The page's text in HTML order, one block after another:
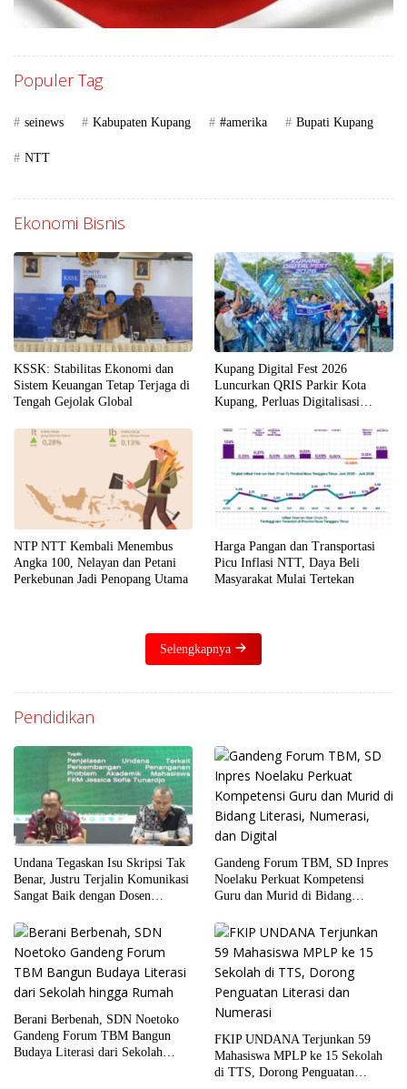
Populer Tag
seinews Kabupaten Kupang #amerika Bupati Kupang
NTT
Ekonomi Bisnis
KSSK: Stabilitas Ekonomi dan
Sistem Keuangan Tetap Terjaga di
Tengah Gejolak Global
Kupang Digital Fest 2026
Luncurkan QRIS Parkir Kota
Kupang, Perluas Digitalisasi
NTP NTT Kembali Menembus
Angka 100, Nelayan dan Petani
Perkebunan Jadi Penopang Utama
Harga Pangan dan Transportasi
Picu Inflasi NTT, Daya Beli
Masyarakat Mulai Tertekan
Selengkapnya
Pendidikan
Undana Tegaskan Isu Skripsi Tak
Benar, Justru Terjalin Komunikasi
Sangat Baik dengan Dosen
Gandeng Forum TBM, SD Inpres
Noelaku Perkuat Kompetensi
Guru dan Murid di Bidang
Berani Berbenah, SDN Noetoko
Gandeng Forum TBM Bangun
Budaya Literasi dari Sekolah
FKIP UNDANA Terjunkan 59
Mahasiswa MPLP ke 15 Sekolah
di TTS, Dorong Penguatan